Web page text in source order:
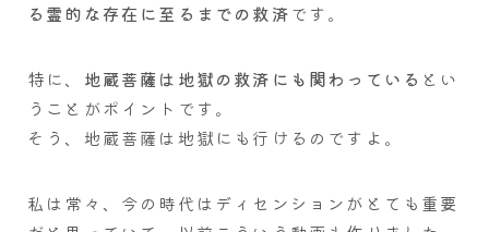
る霊的な存在に至るまでの救済です。
特に、 地蔵菩薩は地獄の救済にも関わっている とい
うことがポイントです。
そう、地蔵菩薩は地獄にも行けるのですよ。
私は常々、今の時代はディセンションがとても重要